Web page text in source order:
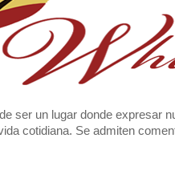
ser un lugar donde expresar
cotidiana. Se admiten